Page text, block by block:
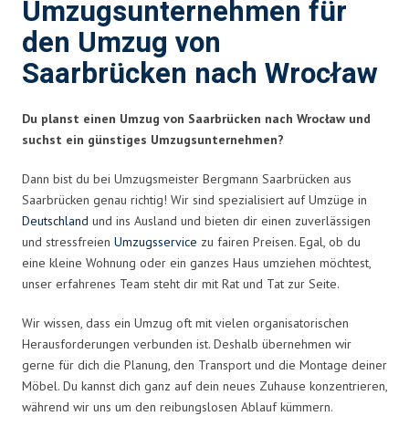
Umzugsunternehmen für
den Umzug von
Saarbrücken nach Wrocław
Du planst einen Umzug von Saarbrücken nach Wrocław und
suchst ein günstiges Umzugsunternehmen?
Dann bist du bei Umzugsmeister Bergmann Saarbrücken aus
Saarbrücken genau richtig! Wir sind spezialisiert auf Umzüge in
Deutschland und ins Ausland und bieten dir einen zuverlässigen
und stressfreien Umzugsservice zu fairen Preisen. Egal, ob du
eine kleine Wohnung oder ein ganzes Haus umziehen möchtest,
unser erfahrenes Team steht dir mit Rat und Tat zur Seite.
Wir wissen, dass ein Umzug oft mit vielen organisatorischen
Herausforderungen verbunden ist. Deshalb übernehmen wir
gerne für dich die Planung, den Transport und die Montage deiner
Möbel. Du kannst dich ganz auf dein neues Zuhause konzentrieren,
während wir uns um den reibungslosen Ablauf kümmern.